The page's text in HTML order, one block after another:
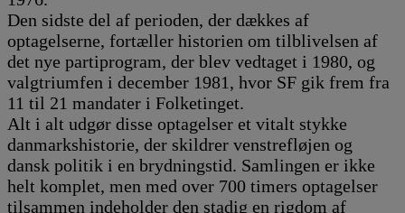
Den sidste del af perioden, der dækkes af
optagelserne, fortæller historien om tilblivelsen af
det nye partiprogram, der blev vedtaget i 1980, og
valgtriumfen i december 1981, hvor SF gik frem fra
11 til 21 mandater i Folketinget.
Alt i alt udgør disse optagelser et vitalt stykke
danmarkshistorie, der skildrer venstrefløjen og
dansk politik i en brydningstid. Samlingen er ikke
helt komplet, men med over 700 timers optagelser
tilsammen indeholder den stadig en rigdom af